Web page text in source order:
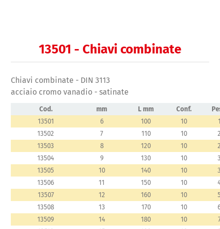
13501 - Chiavi combinate
Chiavi combinate - DIN 3113
acciaio cromo vanadio - satinate
Cod. mm L mm Conf.
13501
6 100 10
13502
7 110 10
13503
8 120 10
13504
9 130 10
13505
10 140 10
13506
11 150 10
13507
12 160 10
13508
13 170 10
13509
14 180 10